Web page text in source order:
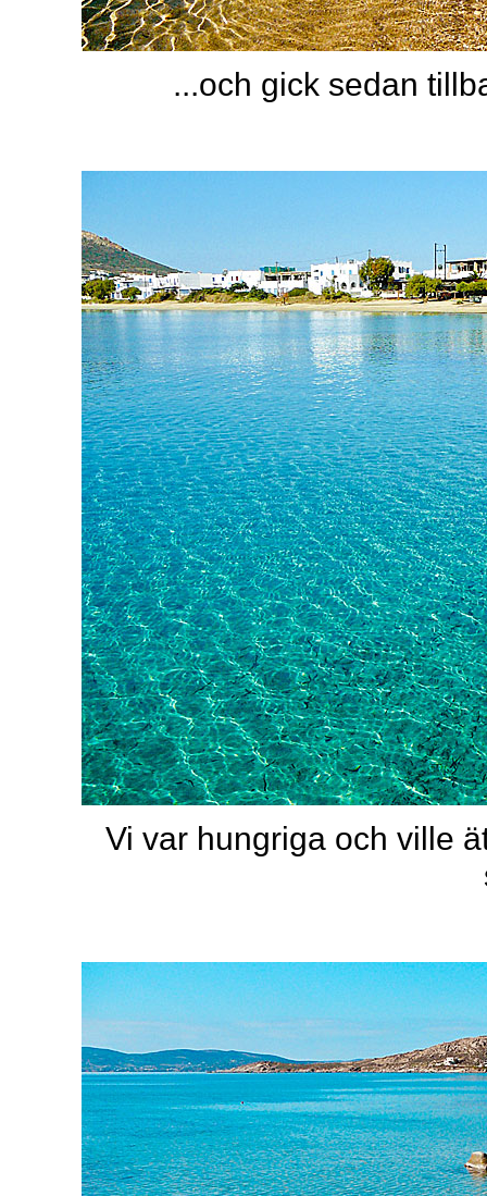
...och gick sedan
Vi var hungriga och ville